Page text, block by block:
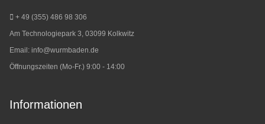
+ 49 (355) 486 98 306
Am Technologiepark 3, 03099 Kolkwitz
Email: info@wurmbaden.de
Öffnungszeiten (Mo-Fr.) 9:00 - 14:00
Informationen